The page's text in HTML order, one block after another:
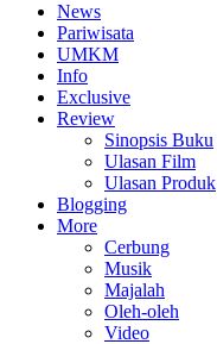
News
Pariwisata
UMKM
Info
Exclusive
Review
Sinopsis Buku
Ulasan Film
Ulasan Produk
Blogging
More
Cerbung
Musik
Majalah
Oleh-oleh
Video